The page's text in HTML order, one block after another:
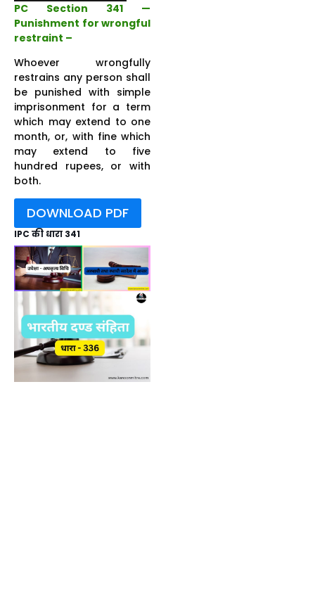
PC Section 341 —
Punishment for wrongful
restraint –
Whoever wrongfully
restrains any person shall
be punished with simple
imprisonment for a term
which may extend to one
month, or, with fine which
may extend to five
hundred rupees, or with
both.
DOWNLOAD PDF
IPC की धारा 341